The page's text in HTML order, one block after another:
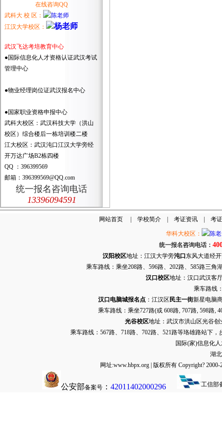
在线咨询QQ
武科大 校 区：
江汉大学校区：
武汉飞达考培教育中心
●国际信息化人才资格认证武汉考试
管理中心
●物业经理岗位证武汉报名中心
●国家职业资格申报中心
武科大校区：武汉科技大学（洪山
校区）综合楼后一栋培训楼二楼
江大校区：武汉沌口江汉大学旁经
开万达广场B2栋四楼
QQ ：396399569
邮箱：396399569@QQ.com
统一报名咨询电话
13396094591
网站首页| 学校简介| 考证资讯| 考
华科大校区：
统一报名咨询电话：
汉阳校区地址：江汉大学旁沌口 东风大道经
乘车路线：乘坐208路、596路、202路、585路三
汉口校区地址：汉口武汉客
乘车路线
汉口电脑城报名点：江汉区 民主一街新星电脑
乘车路线：乘坐727路(或 608路, 707路, 598路,
光谷校区地址：武汉市洪山区光谷创
乘车路线：567路、718路、702路、521路等珞雄路站下
国际(家)信息化
湖
网址:www.hbpx.org | 版权所有 Copyright?
公安部备案号 ： 42011402000296 工信部